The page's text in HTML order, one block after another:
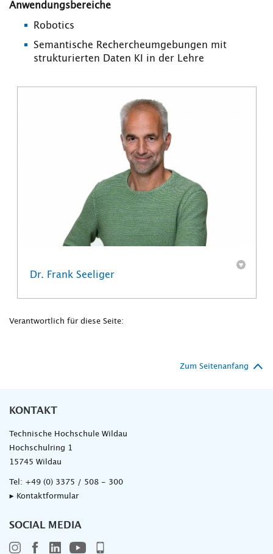
Anwendungsbereiche
Robotics
Semantische Rechercheumgebungen mit
strukturierten Daten KI in der Lehre
Dr. Frank Seeliger
Verantwortlich für diese Seite:
Zum Seitenanfang
KONTAKT
Technische Hochschule Wildau
Hochschulring 1
15745 Wildau
Tel: +49 (0) 3375 / 508 - 300
▸ Kontaktformular
SOCIAL MEDIA